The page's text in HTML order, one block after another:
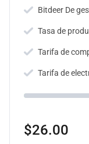
Bitdeer De
Tasa de
Tarifa de
Tarifa de
$26.00